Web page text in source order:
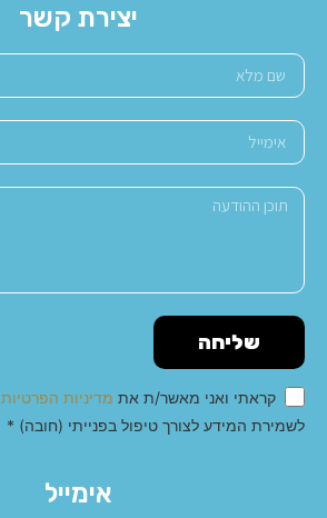
יצירת קשר
שליחה
קראתי ואני מאשר/ת את מדיניות הפרטיות
לשמירת המידע לצורך טיפול בפנייתי (חובה) *
אימייל